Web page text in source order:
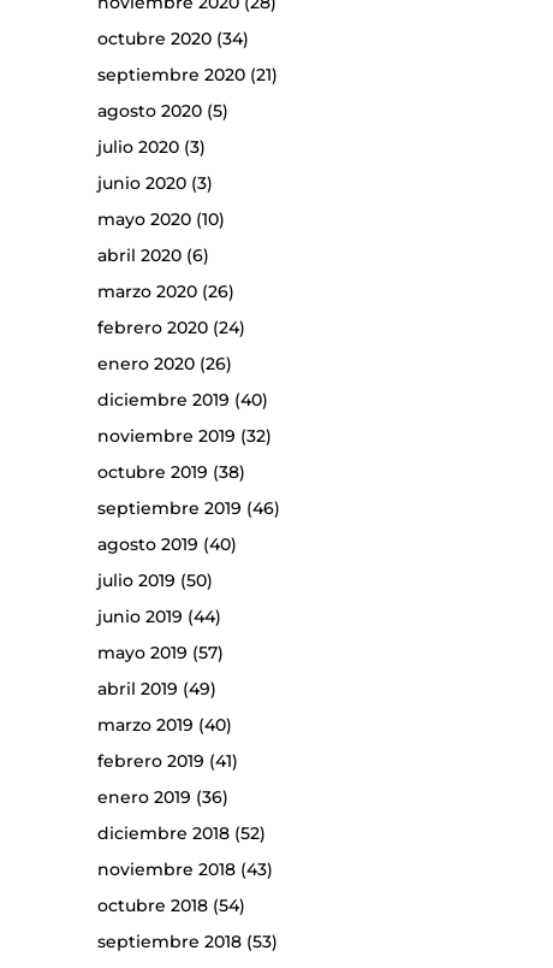
octubre 2020(34)
septiembre 2020(21)
agosto 2020(5)
julio 2020(3)
junio 2020(3)
mayo 2020(10)
abril 2020(6)
marzo 2020(26)
febrero 2020(24)
enero 2020(26)
diciembre 2019 (40)
noviembre 2019 (32)
octubre 2019 (38)
septiembre 2019 (46)
agosto 2019 (40)
julio 2019 (50)
junio 2019 (44)
mayo 2019 (57)
abril 2019 (49)
marzo 2019 (40)
febrero 2019 (41)
enero 2019 (36)
diciembre 2018(52)
noviembre 2018(43)
octubre 2018(54)
septiembre 2018(53)